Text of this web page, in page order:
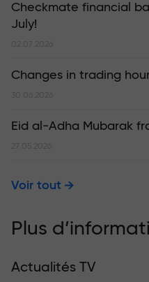
Checkmate financial
July!
02.07.2026
Changes in trading
30.06.2026
Eid al-Adha Mubarak
27.05.2026
Voir tout
Plus
Actualités TV